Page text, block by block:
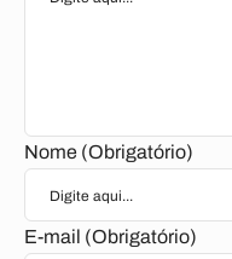
Nome (Obrigatório)
E-mail (Obrigatório)